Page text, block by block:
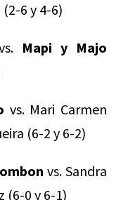
(2-6 y 4-6)
Mapi y Majo
vs. Mari Carmen
(6-2 y 6-2)
vs. Sandra
(6-0 y 6-1)